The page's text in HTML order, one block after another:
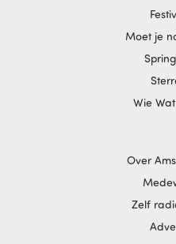
Moet je
Wie
Over
Zelf